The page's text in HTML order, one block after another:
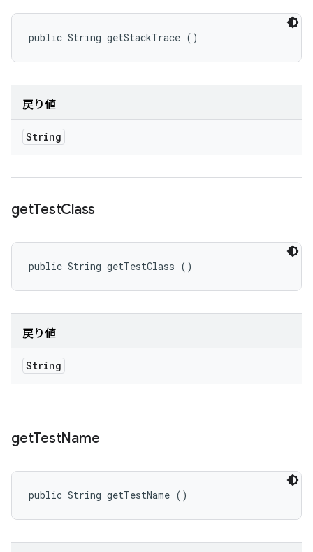
public String getStackTrace ()
戻り値
String
getTestClass
public String getTestClass ()
戻り値
String
getTestName
public String getTestName ()